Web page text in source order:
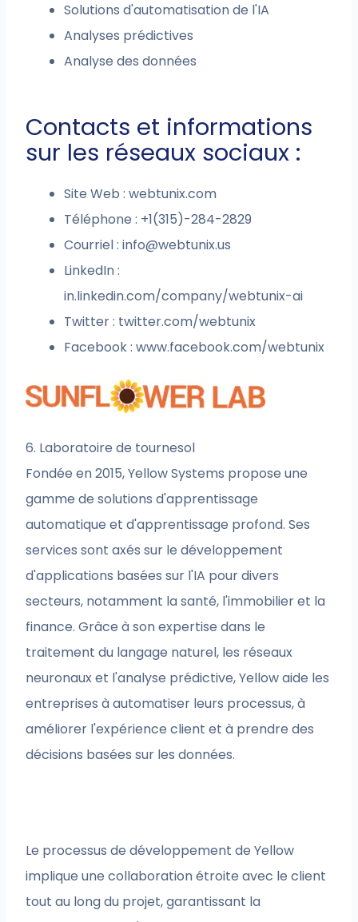
Solutions d'automatisation de l'IA
Analyses prédictives
Analyse des données
Contacts et informations
sur les réseaux sociaux :
Site Web : webtunix.com
Téléphone : +1(315)-284-2829
Courriel :info@webtunix.us
LinkedIn :
in.linkedin.com/company/webtunix-ai
Twitter : twitter.com/webtunix
Facebook : www.facebook.com/webtunix
6. Laboratoire de tournesol
Fondée en 2015, Yellow Systems propose une
gamme de solutions d'apprentissage
automatique et d'apprentissage profond. Ses
services sont axés sur le développement
d'applications basées sur l'IA pour divers
secteurs, notamment la santé, l'immobilier et la
finance. Grâce à son expertise dans le
traitement du langage naturel, les réseaux
neuronaux et l'analyse prédictive, Yellow aide les
entreprises à automatiser leurs processus, à
améliorer l'expérience client et à prendre des
décisions basées sur les données.
Le processus de développement de Yellow
implique une collaboration étroite avec le client
tout au long du projet, garantissant la